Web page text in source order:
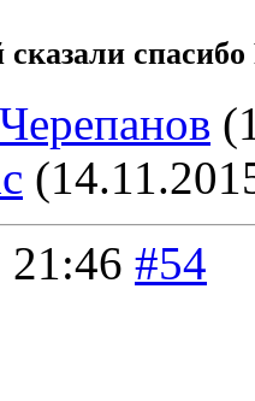
сказали
21:46 #54